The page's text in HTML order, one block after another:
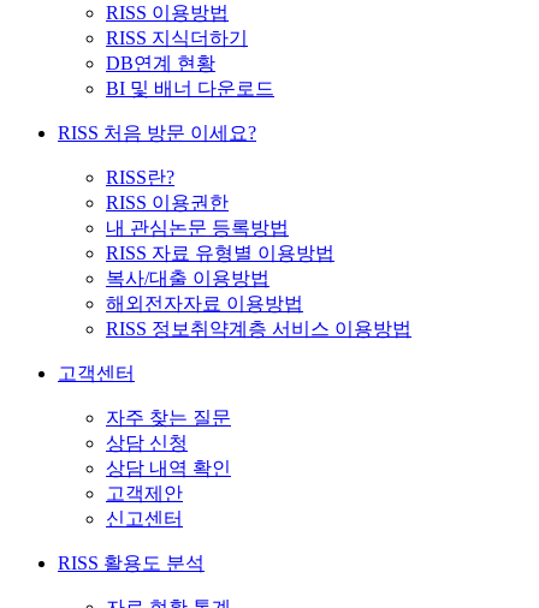
RISS 이용방법
RISS 지식더하기
DB연계 현황
BI 및 배너 다운로드
RISS 처음 방문 이세요?
RISS란?
RISS 이용권한
내 관심논문 등록방법
RISS 자료 유형별 이용방법
복사/대출 이용방법
해외전자자료 이용방법
RISS 정보취약계층 서비스 이용방법
고객센터
자주 찾는 질문
상담 신청
상담 내역 확인
고객제안
신고센터
RISS 활용도 분석